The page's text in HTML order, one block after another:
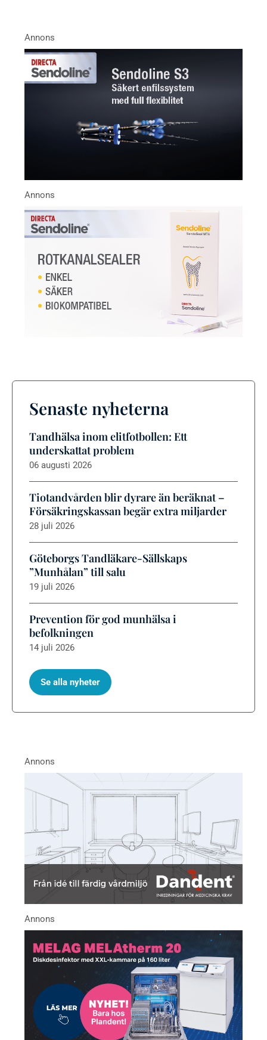
Senaste nyheterna
Tandhälsa inom elitfotbollen: Ett
underskattat problem
06 augusti 2026
Tiotandvården blir dyrare än beräknat –
Försäkringskassan begär extra miljarder
28 juli 2026
Göteborgs Tandläkare-Sällskaps
”Munhålan” till salu
19 juli 2026
Prevention för god munhälsa i
befolkningen
14 juli 2026
Se alla nyheter